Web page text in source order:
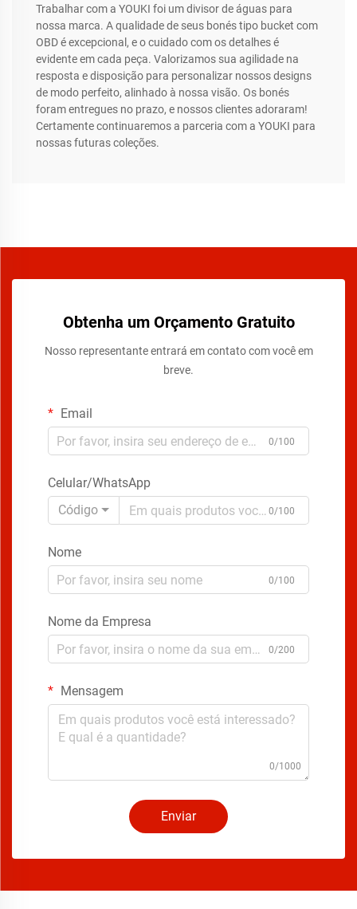
Trabalhar com a YOUKI foi um divisor de águas para
nossa marca. A qualidade de seus bonés tipo bucket com
OBD é excepcional, e o cuidado com os detalhes é
evidente em cada peça. Valorizamos sua agilidade na
resposta e disposição para personalizar nossos designs
de modo perfeito, alinhado à nossa visão. Os bonés
foram entregues no prazo, e nossos clientes adoraram!
Certamente continuaremos a parceria com a YOUKI para
nossas futuras coleções.
Obtenha um Orçamento Gratuito
Nosso representante entrará em contato com você em
breve.
Email
0/100
Celular/WhatsApp
Código
0/100
Nome
0/100
Nome da Empresa
0/200
Mensagem
0/1000
Enviar